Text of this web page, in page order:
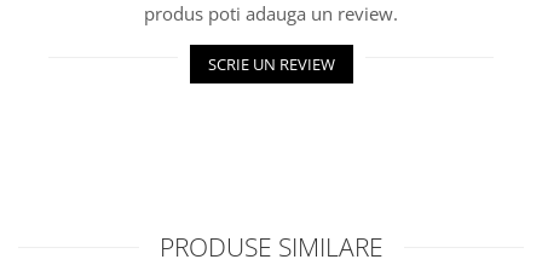
produs poti adauga un review.
SCRIE UN REVIEW
PRODUSE SIMILARE